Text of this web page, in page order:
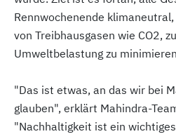
Rennwochenende
von Treibhausgasen wie CO2,
Umweltbelastung zu
"Das ist etwas, an das wir bei
glauben", erklärt Mahindra-
"Nachhaltigkeit ist ein